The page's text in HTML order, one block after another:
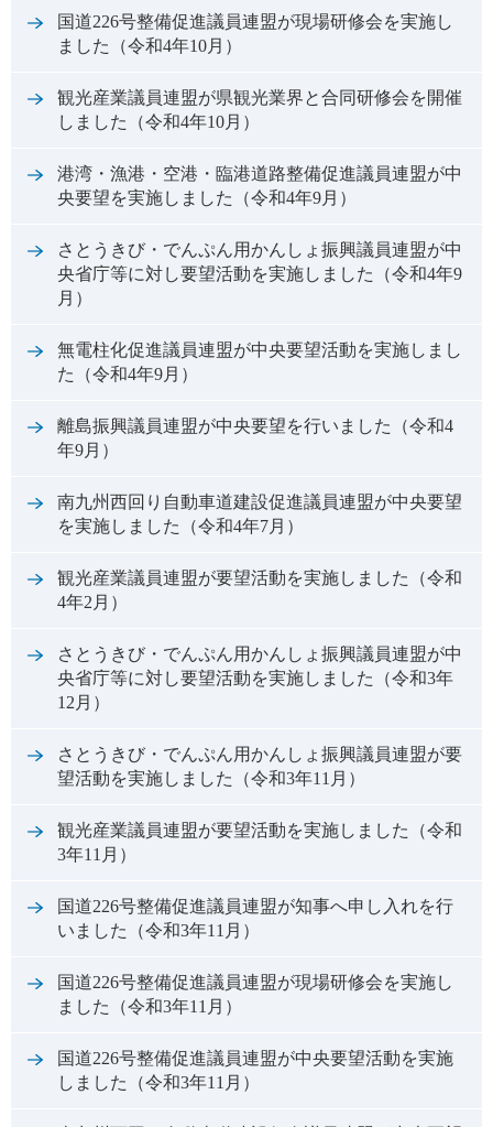
国道226号整備促進議員連盟が現場研修会を実施し
ました（令和4年10月）
観光産業議員連盟が県観光業界と合同研修会を開催
しました（令和4年10月）
港湾・漁港・空港・臨港道路整備促進議員連盟が中
央要望を実施しました（令和4年9月）
さとうきび・でんぷん用かんしょ振興議員連盟が中
央省庁等に対し要望活動を実施しました（令和4年9
月）
無電柱化促進議員連盟が中央要望活動を実施しまし
た（令和4年9月）
離島振興議員連盟が中央要望を行いました（令和4
年9月）
南九州西回り自動車道建設促進議員連盟が中央要望
を実施しました（令和4年7月）
観光産業議員連盟が要望活動を実施しました（令和
4年2月）
さとうきび・でんぷん用かんしょ振興議員連盟が中
央省庁等に対し要望活動を実施しました（令和3年
12月）
さとうきび・でんぷん用かんしょ振興議員連盟が要
望活動を実施しました（令和3年11月）
観光産業議員連盟が要望活動を実施しました（令和
3年11月）
国道226号整備促進議員連盟が知事へ申し入れを行
いました（令和3年11月）
国道226号整備促進議員連盟が現場研修会を実施し
ました（令和3年11月）
国道226号整備促進議員連盟が中央要望活動を実施
しました（令和3年11月）